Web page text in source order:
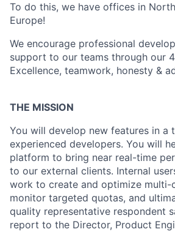
To do this, we have offices in
Europe!
We encourage professional
support to our teams through our
Excellence, teamwork, honesty &
THE MISSION
You will develop new features in a
experienced developers. You will
platform to bring near real-time
to our external clients. Internal
work to create and optimize multi-
monitor targeted quotas, and
quality representative respondent
report to the Director, Product